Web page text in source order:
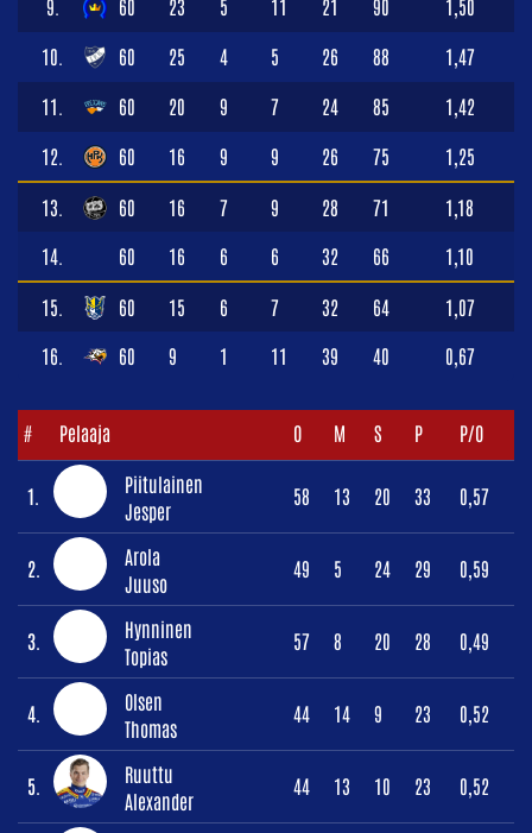
9. 60 23 5 11 21 90 1,50
10. 60 25 4 5 26 88 1,47
11. 60 20 9 7 24 85 1,42
12. 60 16 9 9 26 75 1,25
13. 60 16 7 9 28 71 1,18
14. 60 16 6 6 32 66 1,10
15. 60 15 6 7 32 64 1,07
16. 60 9 1 11 39 40 0,67
# Pelaaja O M S P P/O
1.
Piitulainen
Jesper
58 13 20 33 0,57
2.
Arola
Juuso
49 5 24 29 0,59
3.
Hynninen
Topias
57 8 20 28 0,49
4.
Olsen
Thomas
44 14 9 23 0,52
5.
Ruuttu
Alexander
44 13 10 23 0,52